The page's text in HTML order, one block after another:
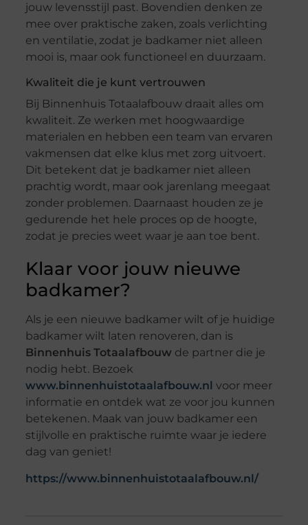
jouw levensstijl past. Bovendien denken ze
mee over praktische zaken, zoals verlichting
en ventilatie, zodat je badkamer niet alleen
mooi is, maar ook functioneel en duurzaam.
Kwaliteit die je kunt vertrouwen
Bij Binnenhuis Totaalafbouw draait alles om
kwaliteit. Ze werken met hoogwaardige
materialen en hebben een team van ervaren
vakmensen dat elke klus met zorg uitvoert.
Dit betekent dat je badkamer niet alleen
prachtig wordt, maar ook jarenlang meegaat
zonder problemen. Daarnaast houden ze je
gedurende het hele proces op de hoogte,
zodat je precies weet waar je aan toe bent.
Klaar voor jouw nieuwe
badkamer?
Als je een nieuwe badkamer wilt of je huidige
badkamer wilt laten renoveren, dan is
Binnenhuis Totaalafbouw de partner die je
nodig hebt. Bezoek
www.binnenhuistotaalafbouw.nl voor meer
informatie en ontdek wat ze voor jou kunnen
betekenen. Maak van jouw badkamer een
stijlvolle en praktische ruimte waar je iedere
dag van geniet!
https://www.binnenhuistotaalafbouw.nl/